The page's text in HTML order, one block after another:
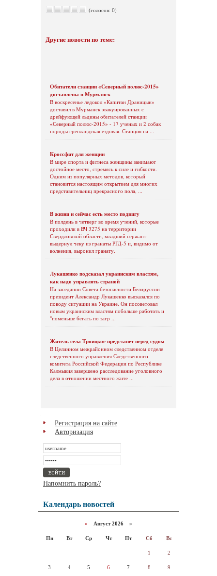
(голосов: 0)
Другие новости по теме:
Обитатели станции «Северный полюс-2015»
доставлены в Мурманск
В воскресенье ледокол «Капитан Драницын»
доставил в Мурманск эвакуированных с
дрейфующей льдины обитателей станции
«Северный полюс-2015» - 17 ученых и 2 собак
породы гренландская ездовая. Станция на ...
Кроссфит для женщин
В мире спорта и фитнеса женщины занимают
достойное место, стремясь к силе и гибкости.
Одним из популярных методов, который
становится настоящим открытием для многих
представительниц прекрасного пола, ...
В жизни и сейчас есть место подвигу
В полдень в четверг во время учений, которые
проходили в ВЧ 3275 на территории
Свердловской области, младший сержант
выдернул чеку из гранаты РГД-5 и, видимо от
волнения, выронил гранату.
Лукашенко подсказал украинским властям,
как надо управлять страной
На заседании Совета безопасности Белоруссии
президент Александр Лукашенко высказался по
поводу ситуации на Украине. Он посоветовал
новым украинским властям побольше работать и
"поменьше бегать по загр ...
Житель села Троицкое предстанет перед судом
В Целинном межрайонном следственном отделе
следственного управления Следственного
комитета Российской Федерации по Республике
Калмыкия завершено расследование уголовного
дела в отношении местного жите ...
Регистрация на сайте
Авторизация
Напомнить пароль?
Календарь новостей
« Август 2026 »
Пн Вт Ср Чт Пт Сб Вс
1 2
3 4 5 6 7 8 9